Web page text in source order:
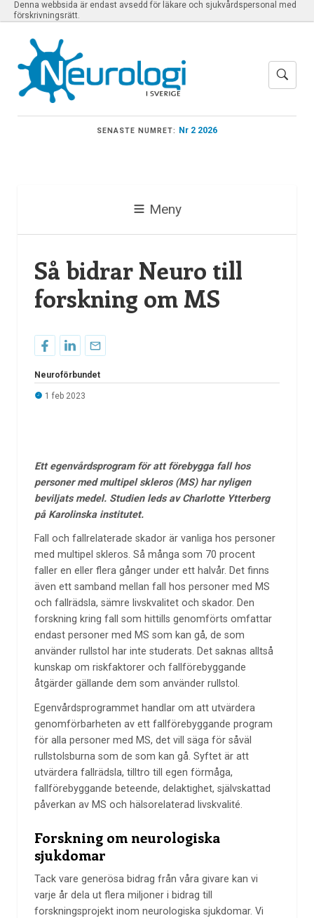
Denna webbsida är endast avsedd för läkare och sjukvårdspersonal med
förskrivningsrätt.
SENASTE NUMRET: Nr 2 2026
Meny
Så bidrar Neuro till
forskning om MS
Neuroförbundet
1 feb 2023
Ett egenvårdsprogram för att förebygga fall hos
personer med multipel skleros (MS) har nyligen
beviljats medel. Studien leds av Charlotte Ytterberg
på Karolinska institutet.
Fall och fallrelaterade skador är vanliga hos personer
med multipel skleros. Så många som 70 procent
faller en eller flera gånger under ett halvår. Det finns
även ett samband mellan fall hos personer med MS
och fallrädsla, sämre livskvalitet och skador. Den
forskning kring fall som hittills genomförts omfattar
endast personer med MS som kan gå, de som
använder rullstol har inte studerats. Det saknas alltså
kunskap om riskfaktorer och fallförebyggande
åtgärder gällande dem som använder rullstol.
Egenvårdsprogrammet handlar om att utvärdera
genomförbarheten av ett fallförebyggande program
för alla personer med MS, det vill säga för såväl
rullstolsburna som de som kan gå. Syftet är att
utvärdera fallrädsla, tilltro till egen förmåga,
fallförebyggande beteende, delaktighet, självskattad
påverkan av MS och hälsorelaterad livskvalité.
Forskning om neurologiska
sjukdomar
Tack vare generösa bidrag från våra givare kan vi
varje år dela ut flera miljoner i bidrag till
forskningsprojekt inom neurologiska sjukdomar. Vi